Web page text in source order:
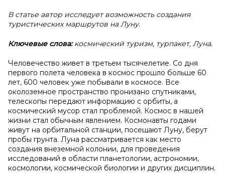
В статье автор исследует возможность создания
туристических маршрутов на Луну.
Ключевые слова:космический туризм, турпакет, Луна.
Человечество живет в третьем тысячелетие. Со дня
первого полета человека в космос прошло больше 60
лет, 600 человек уже побывали в космосе. Все
околоземное пространство пронизано спутниками,
телескопы передают информацию с орбиты, а
космический мусор стал проблемой. Космос в нашей
жизни стал обычным явлением. Космонавты годами
живут на орбитальной станции, посещают Луну, берут
пробы грунта. Луна рассматривается как место
создания внеземной колонии, для проведения
исследований в области планетологии, астрономии,
космологии, космической биологии и других дисциплин.